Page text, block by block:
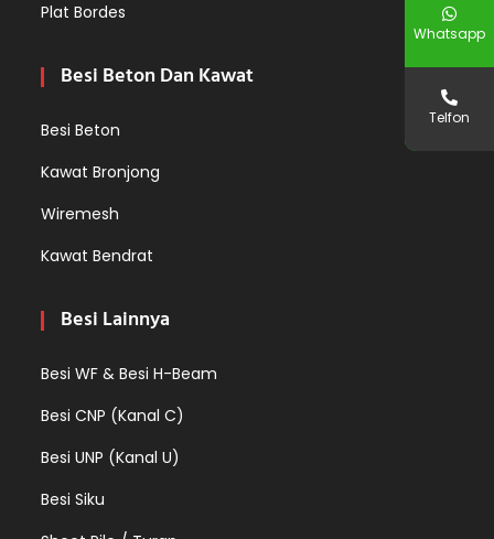
Plat Bordes
Besi Beton Dan Kawat
Besi Beton
Kawat Bronjong
Wiremesh
Kawat Bendrat
Besi Lainnya
Besi WF & Besi H-Beam
Besi CNP (Kanal C)
Besi UNP (Kanal U)
Besi Siku
Whatsapp
Telfon